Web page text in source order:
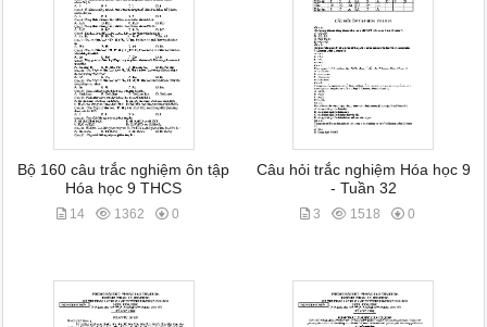
Bộ 160 câu trắc nghiệm ôn tập
Hóa học 9 THCS
14 1362 0
Câu hỏi trắc nghiệm Hóa học 9
- Tuần 32
3 1518 0